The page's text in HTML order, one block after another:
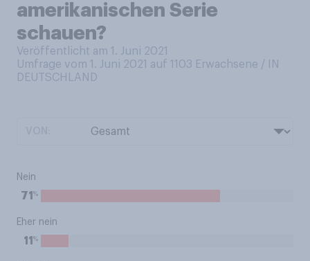
amerikanischen Serie
schauen?
Veröffentlicht am 1. Juni 2021
Umfrage vom 1. Juni 2021 auf 1103 Erwachsene / IN
DEUTSCHLAND
Nein
71 %
Eher nein
11 %